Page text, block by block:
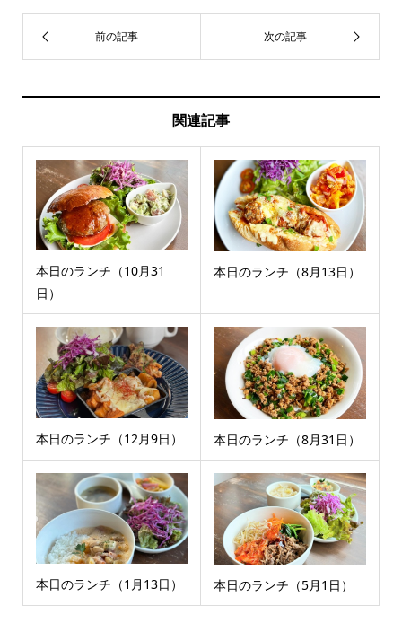
関連記事
本日のランチ（10月31
日）
本日のランチ（8月13日）
本日のランチ（12月9日） 本日のランチ（8月31日）
本日のランチ（1月13日） 本日のランチ（5月1日）